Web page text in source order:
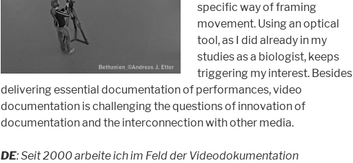
specific way of framing
movement. Using an optical
tool, as I did already in my
studies as a biologist, keeps
triggering my interest. Besides
delivering essential documentation of performances, video
documentation is challenging the questions of innovation of
documentation and the interconnection with other media.
DE: Seit 2000 arbeite ich im Feld der Videodokumentation